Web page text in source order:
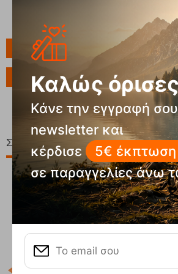
Πληροφορίες
Ερώτηση για το προϊόν
Σχετικά Προϊόντα
17%
Καλώς
Κάνε την εγγραφή
newsletter και
κέρδισε
5€
σε παραγγελίες άνω